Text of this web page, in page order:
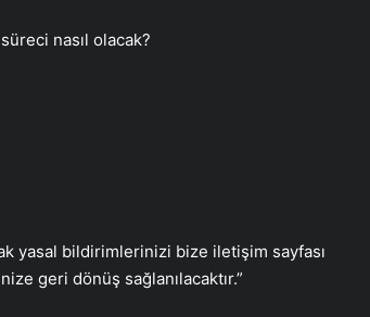
nasıl olacak?
yasal bildirimlerinizi bize iletişim sayfası
geri dönüş sağlanılacaktır.”
İzmir transfer